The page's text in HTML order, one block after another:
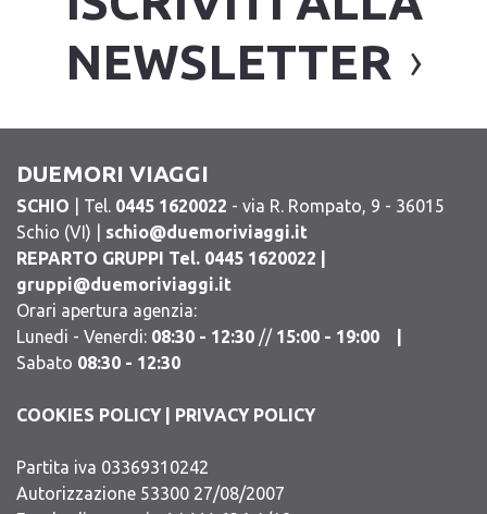
NEWSLETTER
DUEMORI VIAGGI
SCHIO | Tel. 0445 1620022 - via R. Rompato, 9 - 36015
Schio (VI) | schio@duemoriviaggi.it
REPARTO GRUPPI Tel. 0445 1620022 |
gruppi@duemoriviaggi.it
Orari apertura agenzia:
Lunedi - Venerdi: 08:30 - 12:30 // 15:00 - 19:00 |
Sabato 08:30 - 12:30
COOKIES POLICY| PRIVACY POLICY
Partita iva 03369310242
Autorizzazione 53300 27/08/2007